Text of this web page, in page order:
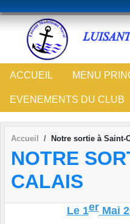
ACCUEIL MENU
EVENEMENTS DU CLUB
Accueil Notre sortie à Saint-
NOTRE
CALAIS
Le 1erMai